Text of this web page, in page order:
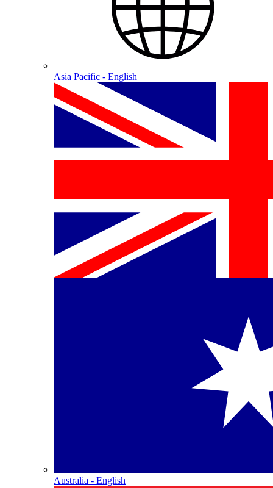
Asia Pacific - English
Australia - English